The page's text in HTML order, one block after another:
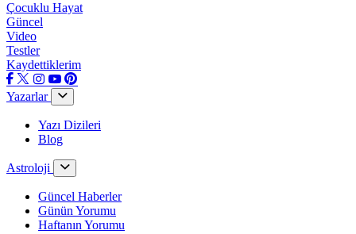
Çocuklu Hayat
Güncel
Video
Testler
Kaydettiklerim
Yazarlar
Yazı Dizileri
Blog
Astroloji
Güncel Haberler
Günün Yorumu
Haftanın Yorumu